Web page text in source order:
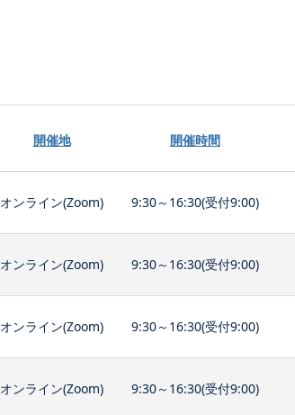
開催地 開催時間
オンライン(Zoom) 9:30～16:30(受付9:00)
オンライン(Zoom) 9:30～16:30(受付9:00)
オンライン(Zoom) 9:30～16:30(受付9:00)
オンライン(Zoom) 9:30～16:30(受付9:00)